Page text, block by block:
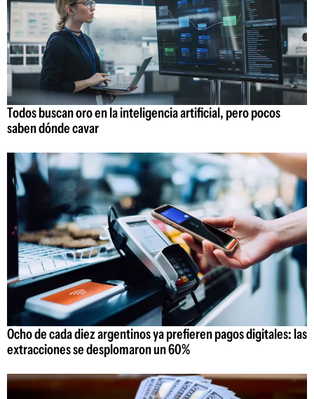
Todos buscan oro en la inteligencia artificial, pero pocos
saben dónde cavar
Ocho de cada diez argentinos ya prefieren pagos digitales: las
extracciones se desplomaron un 60%